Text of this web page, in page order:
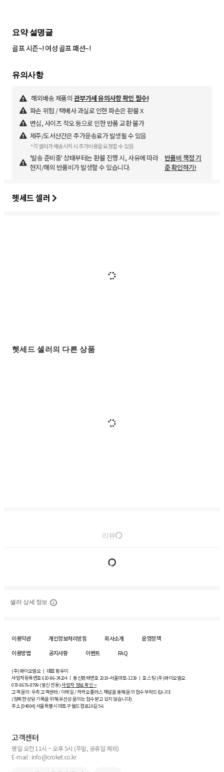
요약 설명글
골프 시즌~! 여성 골프 패션~!
유의사항
해외배송 제품의 관부가세 유의사항 확인 필수!
파손 위험 / 택배사 과실로 인한 파손은 환불 X
변심, 사이즈 착오 등으로 인한 반품 교환 불가
제주/도서산간은 추가운송료가 발생될 수 있음
*각 셀러가 배송시작 시 추가비용을 요청할 수 있음
'발송 준비중' 상태부터는 환불 진행 시, 사유에 따라
현지/해외 반품비가 발생할 수 있습니다.
반품비 책정 기
준 확인하기!
헷세드 셀러
헷세드 셀러의 다른 상품
리뷰
셀러 상세 정보
이용약관 개인정보처리방침 회사소개
운영정책
이용방법
공지사항 이벤트 FAQ
(주)와이오엘오 ㅣ 대표 황유미
사업자등록번호610-86-34204ㅣ 통신판매번호 2019-서울마포-1239 ㅣ 호스팅 (주)와이오엘오
070-8676-8799 (발신 전용)사업자 정보 확인 >
고객 문의: 우측 고객센터 / 이메일 / 카카오플러스 채널을 통해 문의 접수 부탁드립니다.
(정확한 상담 기록을 위해 유선상 문의는 접수받고 있지 않습니다)
주소 [04004] 서울특별시 마포구 월드컵로10길5-6
고객센터
평일 오전 11시 ~ 오후 5시 (주말, 공휴일 제외)
E-mail : info@croket.co.kr